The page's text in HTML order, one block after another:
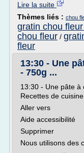
Lire la suite
Thèmes liés : chou
gratin chou
chou fleur /
fleur
13:30 - Une
- 750g ...
13:30 - Une pâte à
Recettes de
Aller vers
Aide accessibilité
Supprimer
Nous utilisons des